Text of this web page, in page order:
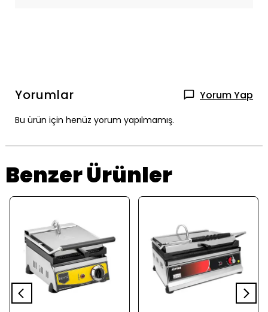
Yorumlar Yorum Yap
Bu ürün için henüz yorum yapılmamış.
Benzer Ürünler